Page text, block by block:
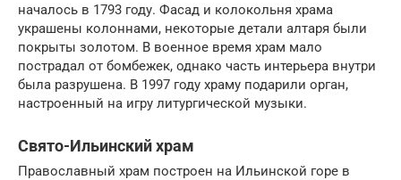
началось в 1793 году. Фасад и колокольня храма
украшены колоннами, некоторые детали алтаря были
покрыты золотом. В военное время храм мало
пострадал от бомбежек, однако часть интерьера внутри
была разрушена. В 1997 году храму подарили орган,
настроенный на игру литургической музыки.
Свято-Ильинский храм
Православный храм построен на Ильинской горе в